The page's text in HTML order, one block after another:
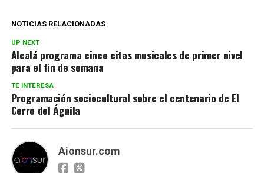
NOTICIAS RELACIONADAS
UP NEXT
Alcalá programa cinco citas musicales de primer nivel
para el fin de semana
TE INTERESA
Programación sociocultural sobre el centenario de El
Cerro del Águila
Aionsur.com